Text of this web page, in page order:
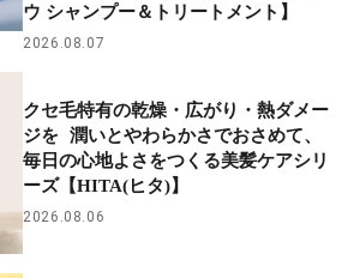
ウ シャンプー＆トリートメント】
2026.08.07
クセ毛特有の乾燥・広がり・熱ダメー
ジを 潤いとやわらかさでおさめて、
毎日の心地よさをつくる美髪ケアシリ
ーズ【HITA(ヒタ)】
2026.08.06